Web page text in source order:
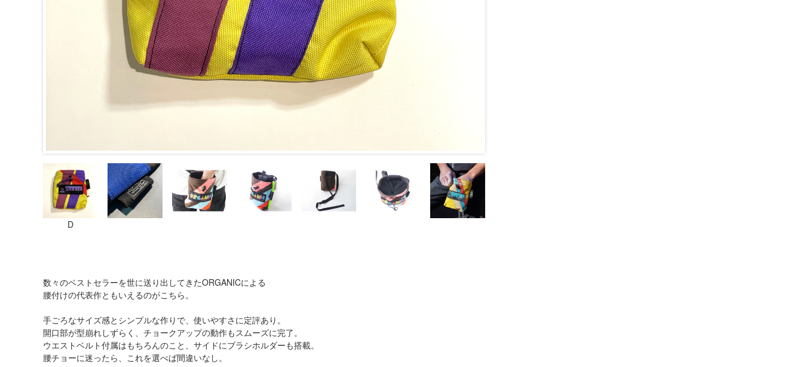
D
数々のベストセラーを世に送り出してきたORGANICによる
腰付けの代表作ともいえるのがこちら。
手ごろなサイズ感とシンプルな作りで、使いやすさに定評あり。
開口部が型崩れしずらく、チョークアップの動作もスムーズに完了。
ウエストベルト付属はもちろんのこと、サイドにブラシホルダーも搭載。
腰チョーに迷ったら、これを選べば間違いなし。